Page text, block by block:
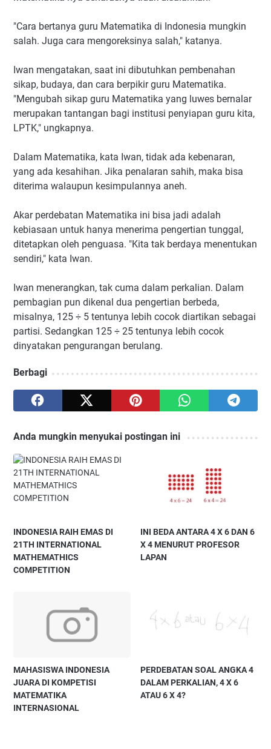
"Cara bertanya guru Matematika di Indonesia mungkin
salah. Juga cara mengoreksinya salah," katanya.
Iwan mengatakan, saat ini dibutuhkan pembenahan
sikap, budaya, dan cara berpikir guru Matematika.
"Mengubah sikap guru Matematika yang luwes bernalar
merupakan tantangan bagi institusi penyiapan guru kita,
LPTK," ungkapnya.
Dalam Matematika, kata Iwan, tidak ada kebenaran,
yang ada kesahihan. Jika penalaran sahih, maka bisa
diterima walaupun kesimpulannya aneh.
Akar perdebatan Matematika ini bisa jadi adalah
kebiasaan untuk hanya menerima pengertian tunggal,
ditetapkan oleh penguasa. "Kita tak berdaya menentukan
sendiri," kata Iwan.
Iwan menerangkan, tak cuma dalam perkalian. Dalam
pembagian pun dikenal dua pengertian berbeda,
misalnya, 125 ÷ 5 tentunya lebih cocok diartikan sebagai
partisi. Sedangkan 125 ÷ 25 tentunya lebih cocok
dinyatakan pengurangan berulang.
Berbagi
Anda mungkin menyukai postingan ini
INDONESIA RAIH EMAS DI
21TH INTERNATIONAL
MATHEMATHICS
COMPETITION
INI BEDA ANTARA 4 X 6 DAN 6
X 4 MENURUT PROFESOR
LAPAN
MAHASISWA INDONESIA
JUARA DI KOMPETISI
MATEMATIKA
INTERNASIONAL
PERDEBATAN SOAL ANGKA 4
DALAM PERKALIAN, 4 X 6
ATAU 6 X 4?